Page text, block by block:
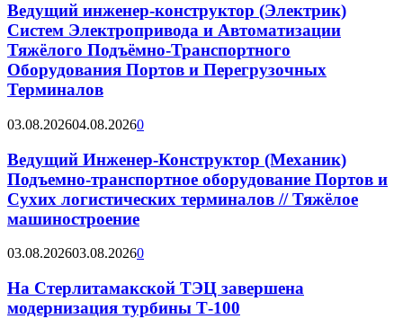
Ведущий инженер-конструктор (Электрик)
Систем Электропривода и Автоматизации
Тяжёлого Подъёмно-Транспортного
Оборудования Портов и Перегрузочных
Терминалов
03.08.202604.08.20260
Ведущий Инженер-Конструктор (Механик)
Подъемно-транспортное оборудование Портов и
Сухих логистических терминалов // Тяжёлое
машиностроение
03.08.202603.08.20260
На Стерлитамакской ТЭЦ завершена
модернизация турбины Т-100